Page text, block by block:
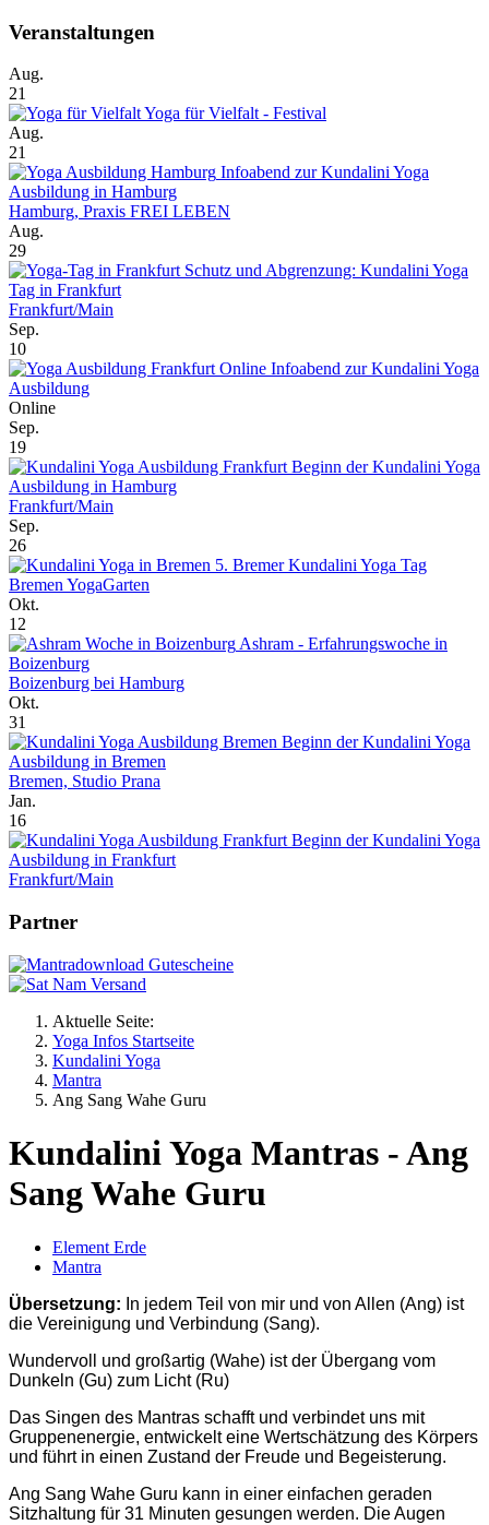
Veranstaltungen
Aug.
21
Yoga für Vielfalt - Festival
Aug.
21
Infoabend zur Kundalini Yoga
Ausbildung in Hamburg
Hamburg, Praxis FREI LEBEN
Aug.
29
Schutz und Abgrenzung: Kundalini Yoga
Tag in Frankfurt
Frankfurt/Main
Sep.
10
Online Infoabend zur Kundalini Yoga
Ausbildung
Online
Sep.
19
Beginn der Kundalini Yoga
Ausbildung in Hamburg
Frankfurt/Main
Sep.
26
5. Bremer Kundalini Yoga Tag
Bremen YogaGarten
Okt.
12
Ashram - Erfahrungswoche in
Boizenburg
Boizenburg bei Hamburg
Okt.
31
Beginn der Kundalini Yoga
Ausbildung in Bremen
Bremen, Studio Prana
Jan.
16
Beginn der Kundalini Yoga
Ausbildung in Frankfurt
Frankfurt/Main
Partner
Aktuelle Seite:
Yoga Infos Startseite
Kundalini Yoga
Mantra
Ang Sang Wahe Guru
Kundalini Yoga Mantras - Ang
Sang Wahe Guru
Element Erde
Mantra
Übersetzung: In jedem Teil von mir und von Allen (Ang) ist
die Vereinigung und Verbindung (Sang).
Wundervoll und großartig (Wahe) ist der Übergang vom
Dunkeln (Gu) zum Licht (Ru)
Das Singen des Mantras schafft und verbindet uns mit
Gruppenenergie, entwickelt eine Wertschätzung des Körpers
und führt in einen Zustand der Freude und Begeisterung.
Ang Sang Wahe Guru kann in einer einfachen geraden
Sitzhaltung für 31 Minuten gesungen werden. Die Augen